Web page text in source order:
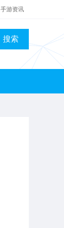
手游资讯
搜索